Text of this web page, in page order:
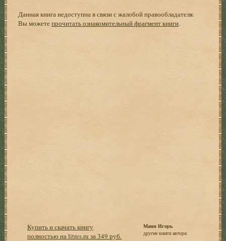
Данная книга недоступна в связи с жалобой правообладателя.
Вы можетепрочитать ознакомительный фрагмент книги.
Купить и скачать книгу
полностью на litres.ru за 349 руб.
Манн Игорь
другие книги автора: